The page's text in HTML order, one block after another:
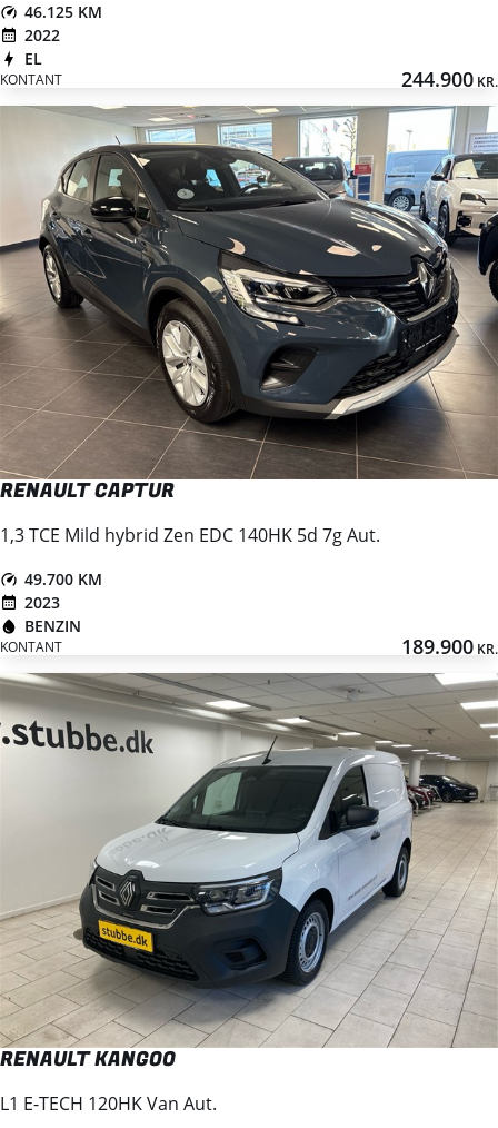
46.125 KM
2022
EL
KONTANT 244.900 KR.
RENAULT CAPTUR
1,3 TCE Mild hybrid Zen EDC 140HK 5d 7g Aut.
49.700 KM
2023
BENZIN
KONTANT 189.900 KR.
RENAULT KANGOO
L1 E-TECH 120HK Van Aut.